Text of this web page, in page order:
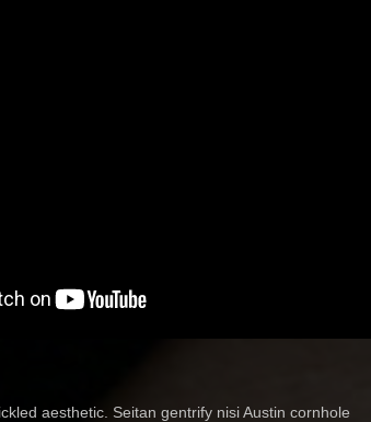
aesthetic. Seitan gentrify nisi Austin cornhole